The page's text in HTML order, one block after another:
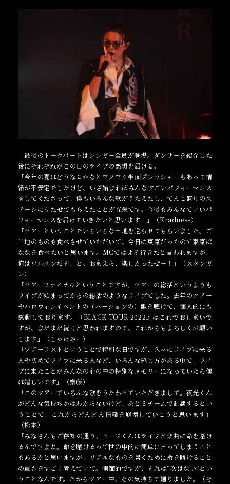
最後のトークパートはシンガー全員が登場。ダンサーを紹介した
後にそれぞれがこの日のライブの感想を届ける。
「今年の夏はどうなるかなとワクワク半面プレッシャーもあって情
緒が不安定でしたけど、いざ始まればみんなすごいパフォーマンス
をしてくださって、僕もいろんな歌がうたえたし、てんこ盛りのス
テージに立たせてもらえたことが光栄です。今後もみんなでいいパ
フォーマンスを届けていきたいと思います！」（Kradness）
「ツアーということでいろいろな土地を巡らせてもらいました。ご
当地のものも食べさせていただいて、今日は東京だったので東京ば
ななを食べたいと思います。MCではよそ行きだと言われますが、
俺はワルメンだぞ、と。おまえら、楽しかったぜー！」（スタンガ
ン）
「ツアーファイナルということですが、ツアーの総括というよりも
ライブが始まってからの総括のようなライブでした。去年のツアー
やハロウィンイベントの（バージョンの）歌を聴けて、個人的にも
感動しております。『BLACK TOUR 2022』はこれでおしまいで
すが、まだまだ続くと思われますので、これからもよろしくお願い
します」（しゃけみー）
「ツアーラストということで特別な日ですが、久々にライブに来る
人や初めてライブに来る人など、いろんな感じ方がある中で、ライ
ブに来たことがみんなの心の中の特別なメモリーになっていたら僕
は嬉しいです」（齋藤）
「このツアーでいろんな歌をうたわせていただきまして。夜光くん
がどんな気持ちかはわからないけど、あと３チームで制覇するとい
うことで、これからどんどん情緒を崩壊していこうと思います」
（松本）
「みなさんもご存知の通り、ヒースくんはライブと楽曲に命を賭け
るんですよね。命を賭けるって世の中的に簡単に言ってしまうこと
もあるかと思いますが、リアルなものを書くために命を賭けること
の重さをすごく考えていて。側面的ですが、それは“次はない”とい
うことなんです。だからツアー中、その気持ちで廻りました。（そ